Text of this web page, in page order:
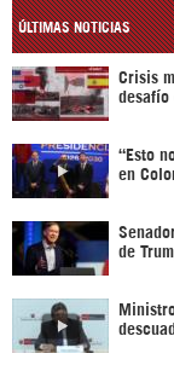
ÚLTIMAS NOTICIAS
Crisis
desafío
“Esto
en
de